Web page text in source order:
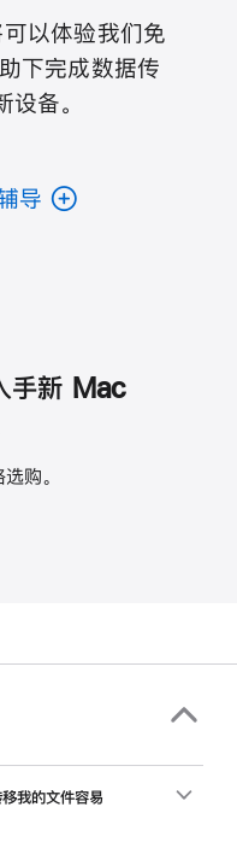
以体验我们免
下完成数据传
备。
导
手新 Mac
购。
我的文件容易